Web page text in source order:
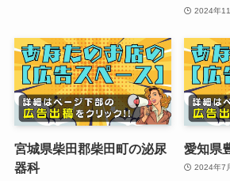
2024年
宮城県柴田郡柴田町の泌尿
器科
愛知県
2024年7